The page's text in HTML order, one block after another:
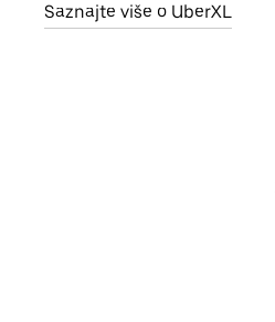
Saznajte više o UberXL